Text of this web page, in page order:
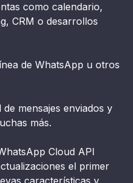
como calendario,
CRM o desarrollos
de WhatsApp u otros
mensajes enviados y
más.
Cloud API
el primer